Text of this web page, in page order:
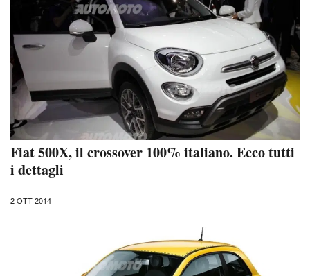
Fiat 500X, il crossover 100% italiano. Ecco tutti
i dettagli
2 OTT 2014